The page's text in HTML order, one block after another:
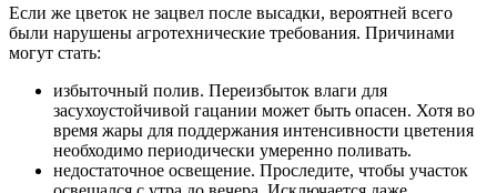
Если же цветок не зацвел после высадки, вероятней всего
были нарушены агротехнические требования. Причинами
могут стать:
избыточный полив. Переизбыток влаги для
засухоустойчивой гацании может быть опасен. Хотя во
время жары для поддержания интенсивности цветения
необходимо периодически умеренно поливать.
недостаточное освещение. Проследите, чтобы участок